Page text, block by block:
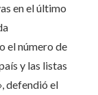
en el último
el número de
y las listas
defendió el